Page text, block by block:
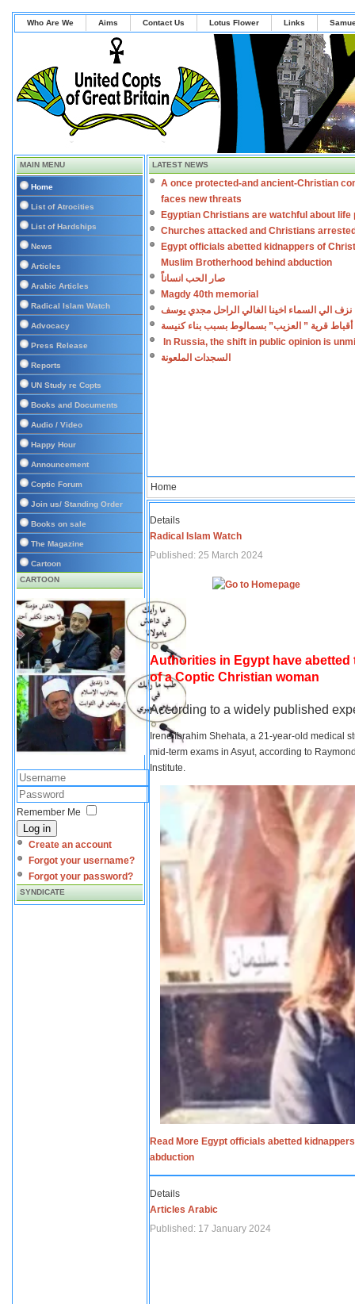
Who Are We Aims Contact Us Lotus Flower Links
MAIN MENU
Home
List of Atrocities
List of Hardships
News
Articles
Arabic Articles
Radical Islam Watch
Advocacy
Press Release
Reports
UN Study re Copts
Books and Documents
Audio / Video
Happy Hour
Announcement
Coptic Forum
Join us/ Standing Order
Books on sale
The Magazine
Cartoon
CARTOON
Remember Me
Log in
Create an account
Forgot your username?
Forgot your password?
SYNDICATE
LATEST NEWS
A once protected-and ancient-Christian
faces new threats
Egyptian Christians are watchful about life
Churches attacked and Christians
Egypt officials abetted kidnappers of
Muslim Brotherhood behind abduction
صار الحب انساناً
Magdy 40th memorial
نزف الي السماء اخينا الغالي الراحل مجدي يوسف
أقباط قرية ” العزيب” بسمالوط بسبب بناء كنيسة
In Russia, the shift in public opinion is
السجدات الملعونة
Home
Details
Radical Islam Watch
Published: 25 March 2024
Authorities in Egypt have
of a Coptic Christian woman
According to a widely published
Irene Ibrahim Shehata, a 21-year-old medical
mid-term exams in Asyut, according to
Institute.
Read More Egypt officials abetted
abduction
Details
Articles Arabic
Published: 17 January 2024